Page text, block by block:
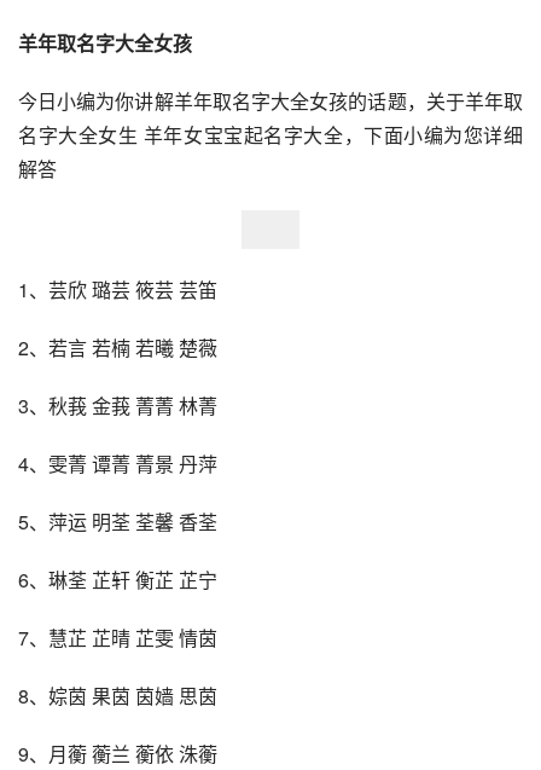
羊年取名字大全女孩
今日小编为你讲解羊年取名字大全女孩的话题，关于羊年取
名字大全女生 羊年女宝宝起名字大全，下面小编为您详细
解答
1、芸欣 璐芸 筱芸 芸笛
2、若言 若楠 若曦 楚薇
3、秋莪 金莪 菁菁 林菁
4、雯菁 谭菁 菁景 丹萍
5、萍运 明荃 荃馨 香荃
6、琳荃 芷轩 衡芷 芷宁
7、慧芷 芷晴 芷雯 情茵
8、婃茵 果茵 茵嫱 思茵
9、月蘅 蘅兰 蘅依 洙蘅